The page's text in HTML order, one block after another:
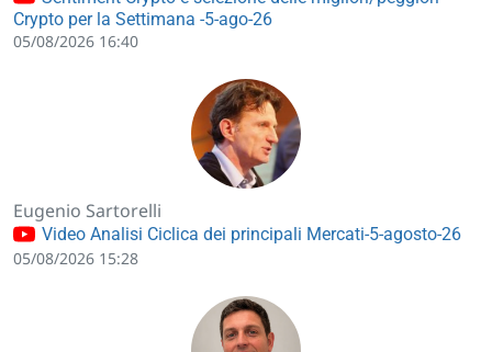
Crypto per la Settimana -5-ago-26
05/08/2026 16:40
Eugenio Sartorelli
Video Analisi Ciclica dei principali Mercati-5-agosto-26
05/08/2026 15:28